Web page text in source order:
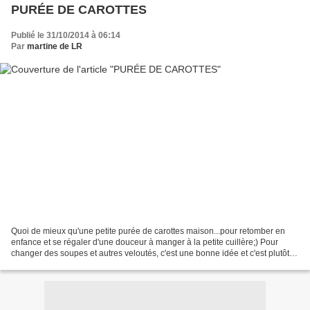
PURÉE DE CAROTTES
Publié le 31/10/2014 à 06:14
Par martine de LR
Quoi de mieux qu'une petite purée de carottes maison...pour retomber en
enfance et se régaler d'une douceur à manger à la petite cuillère;) Pour
changer des soupes et autres veloutés, c'est une bonne idée et c'est plutôt